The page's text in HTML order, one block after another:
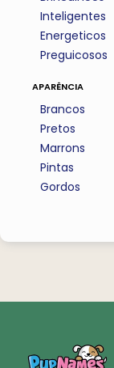
Inteligentes
Energeticos
Preguicosos
aparência
Brancos
Pretos
Marrons
Pintas
Gordos